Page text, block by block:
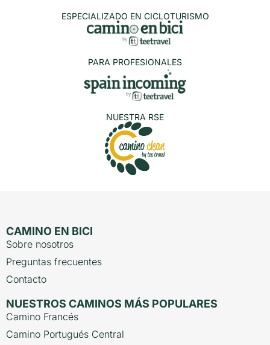
ESPECIALIZADO EN CICLOTURISMO
PARA PROFESIONALES
NUESTRA RSE
CAMINO EN BICI
Sobre nosotros
Preguntas frecuentes
Contacto
NUESTROS CAMINOS MÁS POPULARES
Camino Francés
Camino Portugués Central